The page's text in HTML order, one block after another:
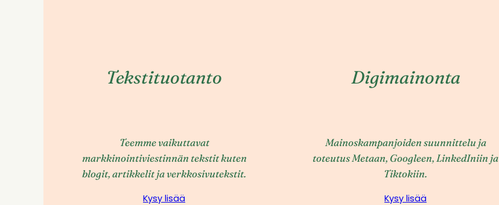
Tekstituotanto
Teemme vaikuttavat
markkinointiviestinnän tekstit kuten
blogit, artikkelit ja verkkosivutekstit.
Kysy lisää
Digimainonta
Mainoskampanjoiden suunnittelu ja
toteutus Metaan, Googleen, LinkedIniin ja
Tiktokiin.
Kysy lisää